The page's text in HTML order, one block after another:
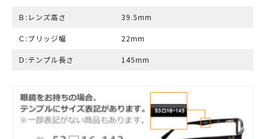
Ｂ:レンズ高さ 39.5mm
Ｃ:ブリッジ幅 22mm
Ｄ:テンプル長さ 145mm